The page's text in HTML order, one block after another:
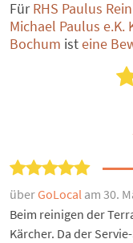
FürRHS Paulus
Michael Paulus
Bochum isteine
überGoLocal am 30.
Beim reinigen der
Kärcher. Da der